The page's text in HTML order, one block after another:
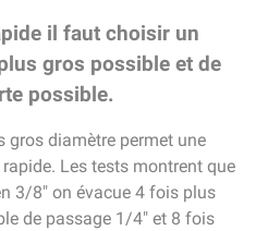
il faut choisir un
gros possible et de
possible.
gros diamètre permet une
Les tests montrent que
3/8" on évacue 4 fois plus
de passage 1/4" et 8 fois